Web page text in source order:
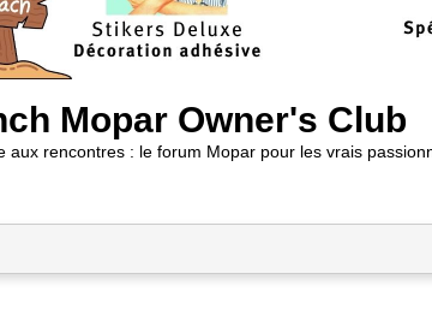
Mopar Owner's Club
aux rencontres : le forum Mopar pour les vrais